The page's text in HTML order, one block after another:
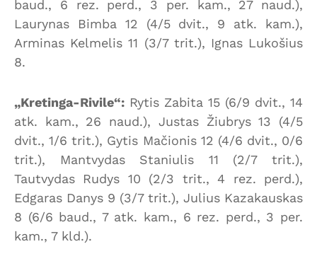
baud., 6 rez. perd., 3 per. kam., 27 naud.),
Laurynas Bimba 12 (4/5 dvit., 9 atk. kam.),
Arminas Kelmelis 11 (3/7 trit.), Ignas Lukošius
8.
„Kretinga-Rivile“: Rytis Zabita 15 (6/9 dvit., 14
atk. kam., 26 naud.), Justas Žiubrys 13 (4/5
dvit., 1/6 trit.), Gytis Mačionis 12 (4/6 dvit., 0/6
trit.), Mantvydas Staniulis 11 (2/7 trit.),
Tautvydas Rudys 10 (2/3 trit., 4 rez. perd.),
Edgaras Danys 9 (3/7 trit.), Julius Kazakauskas
8 (6/6 baud., 7 atk. kam., 6 rez. perd., 3 per.
kam., 7 kld.).